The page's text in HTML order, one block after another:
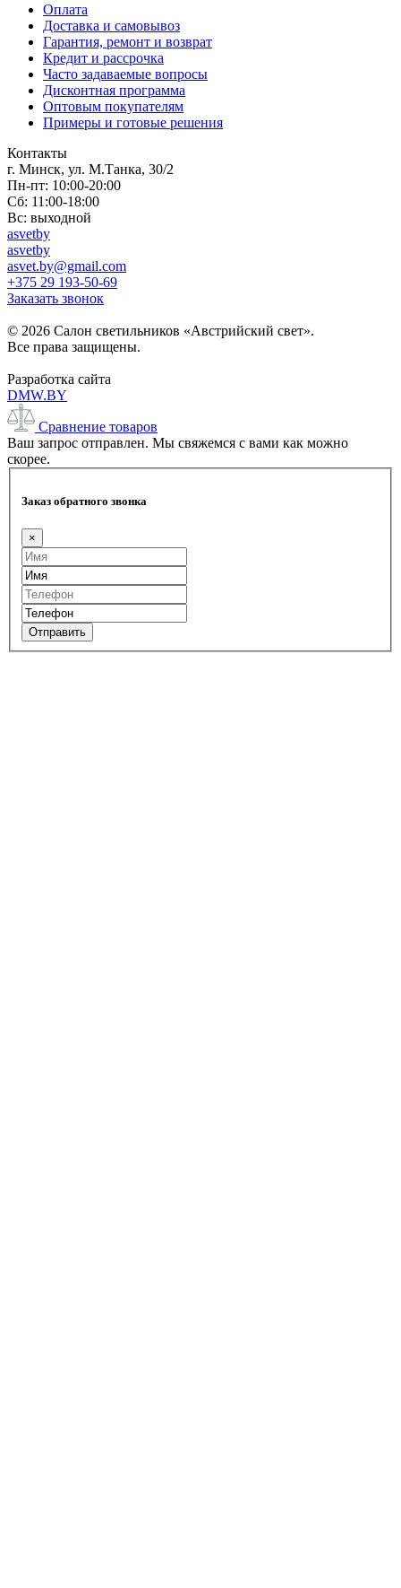
Оплата
Доставка и самовывоз
Гарантия, ремонт и возврат
Кредит и рассрочка
Часто задаваемые вопросы
Дисконтная программа
Оптовым покупателям
Примеры и готовые решения
Контакты
г. Минск, ул. М.Танка, 30/2
Пн-пт: 10:00-20:00
Сб: 11:00-18:00
Вс: выходной
asvetby
asvetby
asvet.by@gmail.com
+375 29 193-50-69
Заказать звонок
© 2026 Салон светильников «Австрийский свет».
Все права защищены.
Разработка сайта
DMW.BY
Сравнение товаров
Ваш запрос отправлен. Мы свяжемся с вами как можно
скорее.
Заказ обратного звонка
×
Отправить